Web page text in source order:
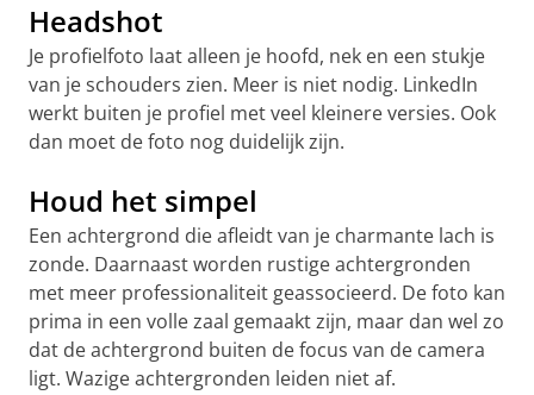
Headshot
Je profielfoto laat alleen je hoofd, nek en een stukje
van je schouders zien. Meer is niet nodig. LinkedIn
werkt buiten je profiel met veel kleinere versies. Ook
dan moet de foto nog duidelijk zijn.
Houd het simpel
Een achtergrond die afleidt van je charmante lach is
zonde. Daarnaast worden rustige achtergronden
met meer professionaliteit geassocieerd. De foto kan
prima in een volle zaal gemaakt zijn, maar dan wel zo
dat de achtergrond buiten de focus van de camera
ligt. Wazige achtergronden leiden niet af.